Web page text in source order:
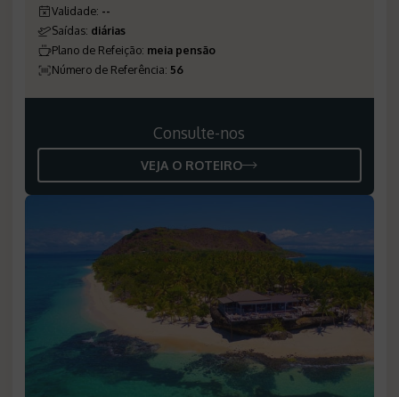
Validade: --
Saídas: diárias
Plano de Refeição: meia pensão
Número de Referência: 56
Consulte-nos
VEJA O ROTEIRO